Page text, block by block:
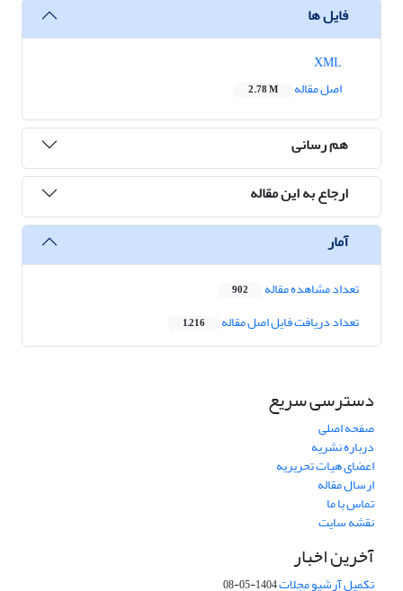
فایل ها
اصل مقاله
2.78 M
هم رسانی
ارجاع به این مقاله
آمار
تعداد مشاهده مقاله 902
تعداد دریافت فایل اصل مقاله 1,216
دسترسی سریع
صفحه اصلی
درباره نشریه
اعضای هیات تحریریه
ارسال مقاله
تماس با ما
نقشه سایت
آخرین اخبار
تکمیل آرشیو مجلات1404-05-08